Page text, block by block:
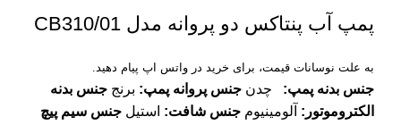
پمپ آب پنتاکس دو پروانه مدل CB310/01
به علت نوسانات قیمت، برای خرید در واتس اپ پیام دهید.
جنس بدنه پمپ: چدن جنس پروانه پمپ: برنج جنس بدنه
الکتروموتور : آلومینیوم جنس شافت: استیل جنس سیم پیچ